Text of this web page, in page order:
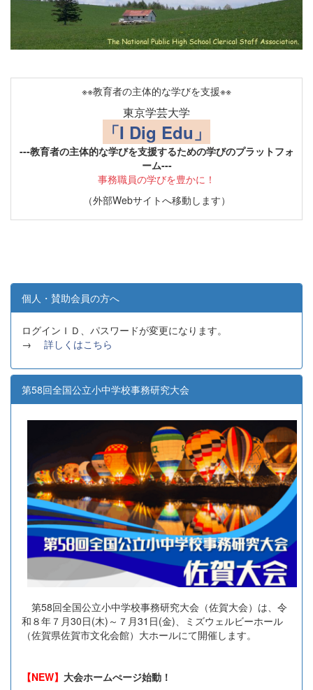
※※教育者の主体的な学びを支援※※
東京学芸大学
「I Dig Edu」
---教育者の主体的な学びを支援するための学びのプラットフォ
ーム---
事務職員の学びを豊かに！
（外部Webサイトへ移動します）
個人・賛助会員の方へ
ログインＩＤ、パスワードが変更になります。
→ 詳しくはこちら
第58回全国公立小中学校事務研究大会
第58回全国公立小中学校事務研究大会（佐賀大会）は、令
和８年７月30日(木)～７月31日(金)、ミズウェルビーホール
（佐賀県佐賀市文化会館）大ホールにて開催します。
【NEW】 大会ホームぺージ始動！